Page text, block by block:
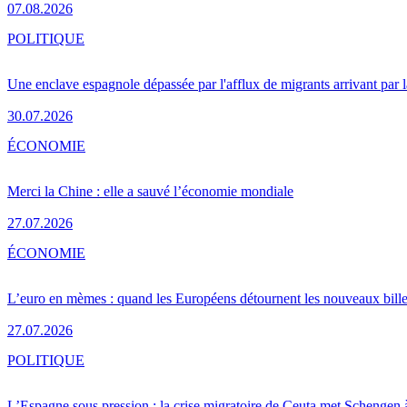
07.08.2026
Une enclave espagnole dépassée par l'afflux de migrants arrivant par
30.07.2026
POLITIQUE
Merci la Chine : elle a sauvé l’économie mondiale
27.07.2026
ÉCONOMIE
L’euro en mèmes : quand les Européens détournent les nouveaux
27.07.2026
ÉCONOMIE
POLITIQUE